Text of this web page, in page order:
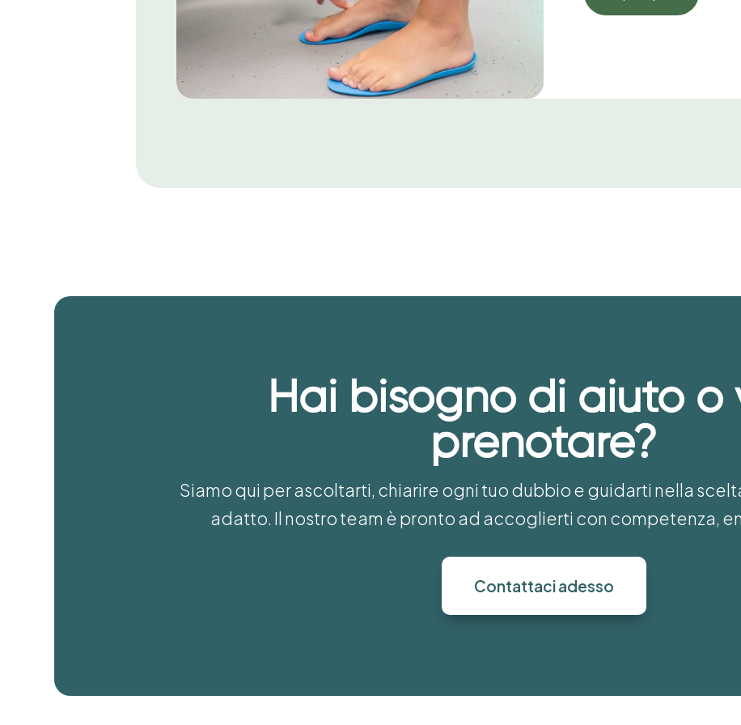
Hai bisogno di aiuto o
prenotare?
Siamo qui per ascoltarti, chiarire ogni tuo dubbio e guidarti nella
adatto. Il nostro team è pronto ad accoglierti con competenza,
Contattaci adesso